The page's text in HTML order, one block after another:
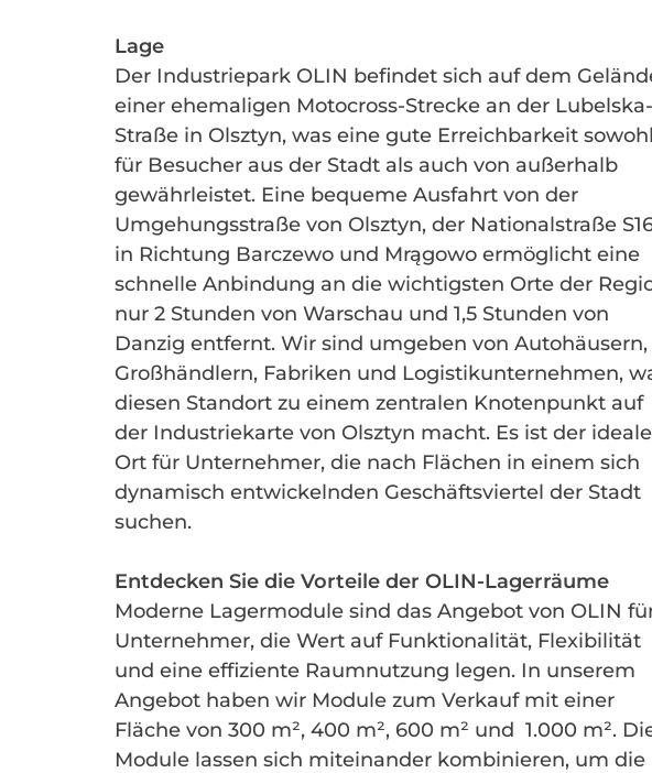
Lage
Der Industriepark OLIN befindet sich auf dem
einer ehemaligen Motocross-Strecke an der Lubelska-
Straße in Olsztyn, was eine gute Erreichbarkeit sowohl
für Besucher aus der Stadt als auch von außerhalb
gewährleistet. Eine bequeme Ausfahrt von der
Umgehungsstraße von Olsztyn, der Nationalstraße
in Richtung Barczewo und Mrągowo ermöglicht eine
schnelle Anbindung an die wichtigsten Orte der
nur 2 Stunden von Warschau und 1,5 Stunden von
Danzig entfernt. Wir sind umgeben von Autohäusern,
Großhändlern, Fabriken und Logistikunternehmen,
diesen Standort zu einem zentralen Knotenpunkt auf
der Industriekarte von Olsztyn macht. Es ist der ideale
Ort für Unternehmer, die nach Flächen in einem sich
dynamisch entwickelnden Geschäftsviertel der Stadt
suchen.
Entdecken Sie die Vorteile der OLIN-Lagerräume
Moderne Lagermodule sind das Angebot von OLIN
Unternehmer, die Wert auf Funktionalität, Flexibilität
und eine effiziente Raumnutzung legen. In unserem
Angebot haben wir Module zum Verkauf mit einer
Fläche von 300 m², 400 m², 600 m² und 1.000 m².
Module lassen sich miteinander kombinieren, um die